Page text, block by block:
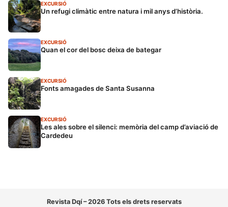
EXCURSIÓ
Un refugi climàtic entre natura i mil anys d’història.
EXCURSIÓ
Quan el cor del bosc deixa de bategar
EXCURSIÓ
Fonts amagades de Santa Susanna
EXCURSIÓ
Les ales sobre el silenci: memòria del camp d’aviació de
Cardedeu
Revista Dqí – 2026 Tots els drets reservats